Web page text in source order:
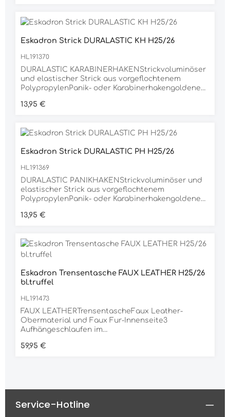
Eskadron Strick DURALASTIC KH H25/26
HL191370
DURALASTIC KARABINERHAKENStrickvoluminöser
und elastischer Strick aus vorgeflochtenem
PolypropylenPanik- oder Karabinerhakengoldene
POLYPROPYLEN
Regulärer Preis:
13,95 €
Eskadron Strick DURALASTIC PH H25/26
HL191369
DURALASTIC PANIKHAKENStrickvoluminöser und
elastischer Strick aus vorgeflochtenem
PolypropylenPanik- oder Karabinerhakengoldene
POLYPROPYLEN
Regulärer Preis:
13,95 €
Eskadron Trensentasche FAUX LEATHER H25/26
bl.truffel
HL191473
FAUX LEATHERTrensentascheFaux Leather-
Obermaterial und Faux Fur-Innenseite3
Aufhängeschlaufen im
PlaketteMaße: HxBxT = 74x26x15cmMaterial100%
Regulärer Preis:
59,95 €
Service-Hotline